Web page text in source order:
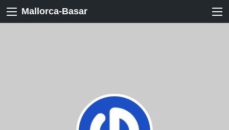
Mallorca-Basar